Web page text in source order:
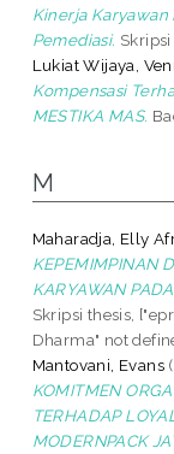
Kinerja Karyawan
Pemediasi.
Lukiat Wijaya,
Kompensasi
MESTIKA MAS.
M
Maharadja, Elly
KEPEMIMPINAN
KARYAWAN
Skripsi thesis,
Dharma" not
Mantovani, Evans
KOMITMEN
TERHADAP
MODERNPACK